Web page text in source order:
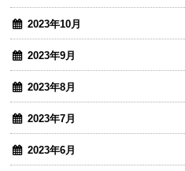
2023年10月
2023年9月
2023年8月
2023年7月
2023年6月